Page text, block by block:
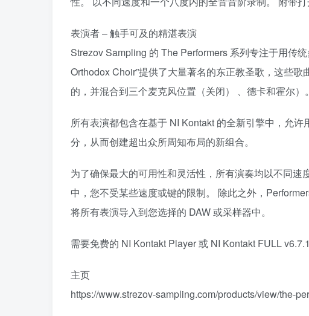
表演者 – 触手可及的精湛表演
Strezov Sampling 的 The Performers 系列专注于用传
Orthodox Choir”提供了大量著名的东正教圣歌，这些
的，并混合到三个麦克风位置（关闭） 、德卡和霍尔）。
所有表演都包含在基于 NI Kontakt 的全新引擎中，允
分，从而创建超出众所周知布局的新组合。
为了确保最大的可用性和灵活性，所有演奏均以不同
中，您不受某些速度或键的限制。 除此之外，
将所有表演导入到您选择的 DAW 或采样器中。
需要免费的 NI Kontakt Player 或 NI Kontakt FULL
主页
https://www.strezov-sampling.com/products/view/the-